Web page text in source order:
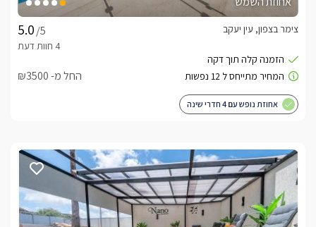
/5
צימר בצפון, עין יעקב
החל מ- ₪3500
אחוזת נופש עם 4 חדרי שינה